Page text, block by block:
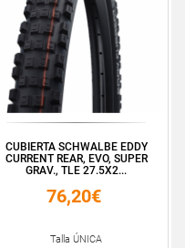
CUBIERTA SCHWALBE EDDY
CURRENT REAR, EVO, SUPER
GRAV., TLE 27.5X2...
76,20€
Talla ÚNICA